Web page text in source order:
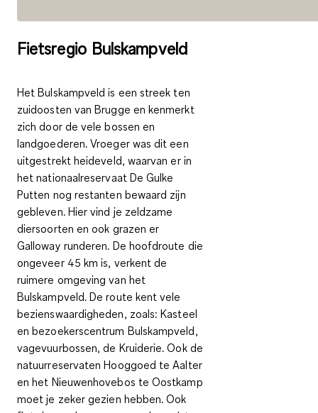
Fietsregio Bulskampveld
Het Bulskampveld is een streek ten
zuidoosten van Brugge enkenmerkt
zich door de vele bossen en
landgoederen. Vroeger was dit een
uitgestrekt heideveld, waarvan er in
het nationaalreservaat De Gulke
Putten nog restanten bewaard zijn
gebleven. Hier vind je zeldzame
diersoorten en ook grazen er
Galloway runderen. De hoofdroute die
ongeveer 45 km is, verkent de
ruimere omgeving van het
Bulskampveld. De route kent vele
bezienswaardigheden, zoals: Kasteel
en bezoekerscentrum Bulskampveld,
vagevuurbossen, de Kruiderie. Ook de
natuurreservaten Hooggoed te Aalter
en het Nieuwenhovebos te Oostkamp
moet je zeker gezien hebben. Ook